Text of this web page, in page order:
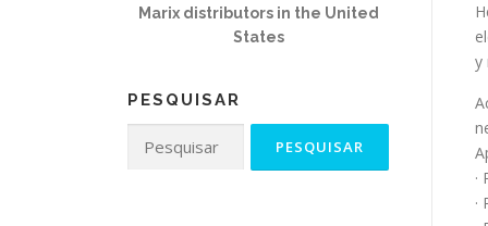
y
·
·
Marix distributors in the United
States
PESQUISAR
por: